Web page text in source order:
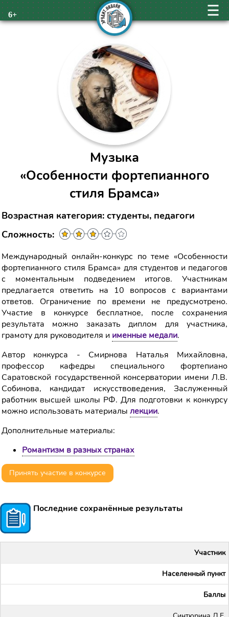
6+
Музыка
«Особенности фортепианного
стиля Брамса»
Возрастная категория: студенты, педагоги
Сложность:
Международный онлайн-конкурс по теме «Особенности
фортепианного стиля Брамса» для студентов и педагогов
с моментальным подведением итогов. Участникам
предлагается ответить на 10 вопросов с вариантами
ответов. Ограничение по времени не предусмотрено.
Участие в конкурсе бесплатное, после сохранения
результата можно заказать диплом для участника,
грамоту для руководителя и именные медали.
Автор конкурса - Смирнова Наталья Михайловна,
профессор кафедры специального фортепиано
Саратовской государственной консерватории имени Л.В.
Собинова, кандидат искусствоведения, Заслуженный
работник высшей школы РФ. Для подготовки к конкурсу
можно использовать материалы лекции.
Дополнительные материалы:
Романтизм в разных странах
Принять участие в конкурсе
Последние сохранённые результаты
Участник
Населенный пункт
Баллы